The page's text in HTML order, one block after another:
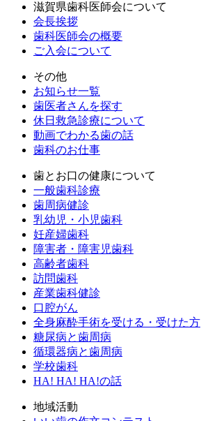
滋賀県歯科医師会について
会長挨拶
歯科医師会の概要
ご入会について
その他
お知らせ一覧
歯医者さんを探す
休日救急診療について
動画でわかる歯の話
歯科のお仕事
歯とお口の健康について
一般歯科診療
歯周病健診
乳幼児・小児歯科
妊産婦歯科
障害者・障害児歯科
高齢者歯科
訪問歯科
産業歯科健診
口腔がん
全身麻酔手術を受ける・受けた方
糖尿病と歯周病
循環器病と歯周病
学校歯科
HA! HA! HA!の話
地域活動